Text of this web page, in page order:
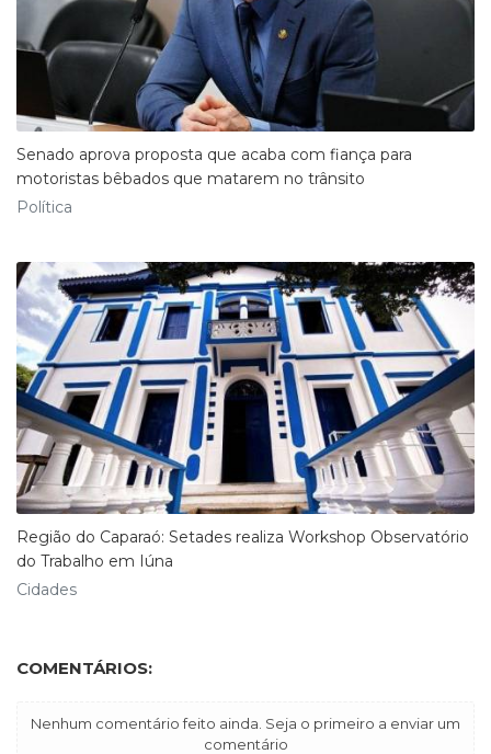
Senado aprova proposta que acaba com fiança para
motoristas bêbados que matarem no trânsito
Política
Região do Caparaó: Setades realiza Workshop Observatório
do Trabalho em Iúna
Cidades
COMENTÁRIOS:
Nenhum comentário feito ainda. Seja o primeiro a enviar um
comentário